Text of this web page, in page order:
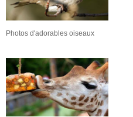
Photos d'adorables oiseaux